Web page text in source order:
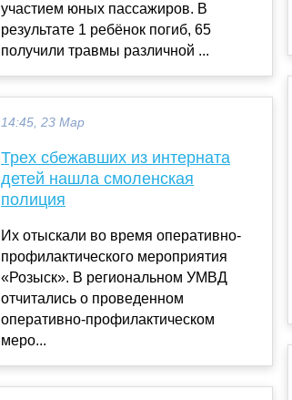
участием юных пассажиров. В
результате 1 ребёнок погиб, 65
получили травмы различной ...
14:45, 23 Мар
Трех сбежавших из интерната
детей нашла смоленская
полиция
Их отыскали во время оперативно-
профилактического мероприятия
«Розыск». В региональном УМВД
отчитались о проведенном
оперативно-профилактическом
меро...